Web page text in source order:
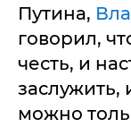
Путина,
говорил,
честь, и
заслужить,
можно